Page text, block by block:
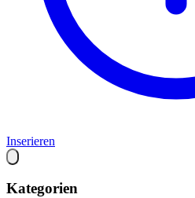
Inserieren
Kategorien